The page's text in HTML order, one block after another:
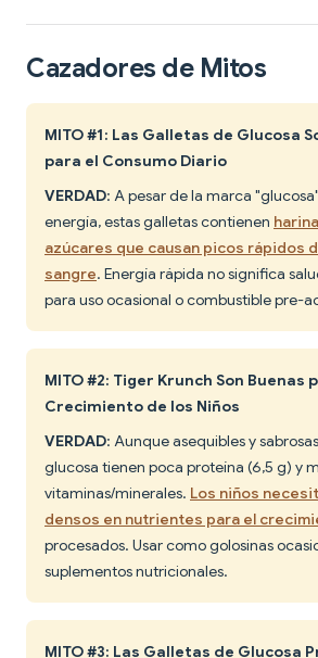
Cazadores de Mitos
MITO #1: Las Galletas de Glucosa
para el Consumo Diario
VERDAD: A pesar de la marca
energía, estas galletas contienen
azúcares que causan picos rápidos
sangre. Energía rápida no significa
para uso ocasional o combustible pre-
MITO #2: Tiger Krunch Son Buenas
Crecimiento de los Niños
VERDAD: Aunque asequibles y
glucosa tienen poca proteína (6,5 g) y
vitaminas/minerales. Los niños
densos en nutrientes para el
procesados. Usar como golosinas
suplementos nutricionales.
MITO #3: Las Galletas de Glucosa